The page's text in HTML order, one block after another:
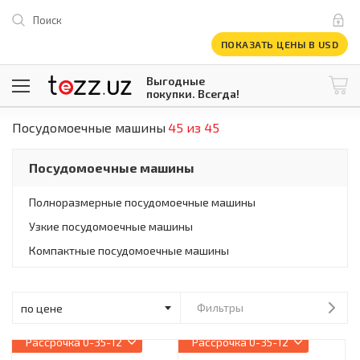
Поиск
ПОКАЗАТЬ ЦЕНЫ В USD
Выгодные
покупки. Всегда!
1 USD = 12 296.16 сум\ @tezzuz
Все категории
Компьютеры и оргтехника
Телевизоры
Климатическая техника
Климатическая техника
Встраиваемая техника
Посудомоечные машины 45 из 45
Посудомоечные машины
Полноразмерные посудомоечные машины
Узкие посудомоечные машины
Компактные посудомоечные машины
Фильтры
Рассрочка0-35-12 Рассрочка0-35-12